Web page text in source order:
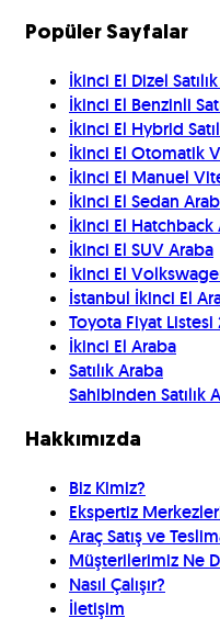
Popüler Sayfalar
İkinci El Dizel
İkinci El Benzinli
İkinci El Hybrid
İkinci El Otomatik
İkinci El Manuel
İkinci El Sedan
İkinci El Hatchback
İkinci El SUV Araba
İkinci El
İstanbul İkinci El
Toyota Fiyat Listesi
İkinci El Araba
Satılık Araba
Sahibinden Satılık
Hakkımızda
Biz Kimiz?
Ekspertiz
Araç Satış ve
Müşterilerimiz Ne
Nasıl Çalışır?
İletişim